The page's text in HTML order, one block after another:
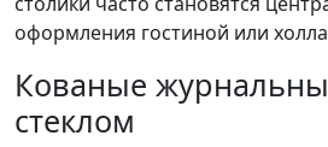
оформления гостиной или
Кованые
стеклом